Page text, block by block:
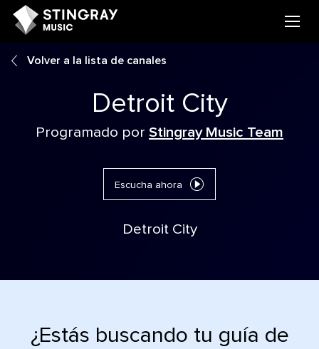
Volver a la lista de canales
Detroit City
Programado por Stingray Music Team
Escucha ahora
Detroit City
¿Estás buscando tu guía de